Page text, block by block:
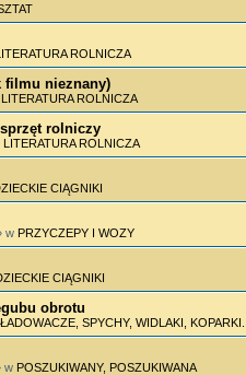
ROLNICZA
filmu nieznany)
LITERATURA ROLNICZA
rolniczy
LITERATURA ROLNICZA
CIĄGNIKI
w PRZYCZEPY I WOZY
CIĄGNIKI
obrotu
ŁADOWACZE, SPYCHY, WIDLAKI, KOPARKI...
w POSZUKIWANY, POSZUKIWANA